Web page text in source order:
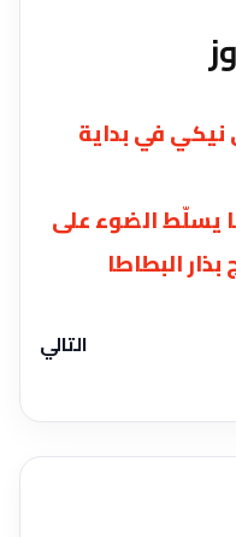
نيكي في بداية
يسلّط الضوء على
البطاطا
التالي